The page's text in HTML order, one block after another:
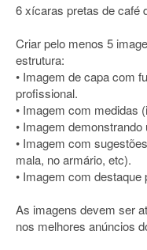
6 xícaras pretas de café
Criar pelo menos 5
estrutura:
• Imagem de capa com
profissional.
• Imagem com medidas
• Imagem demonstrando
• Imagem com
mala, no armário, etc).
• Imagem com
As imagens devem ser
nos melhores anúncios